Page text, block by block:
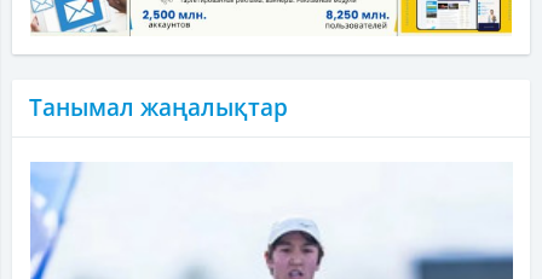
Танымал жаңалықтар